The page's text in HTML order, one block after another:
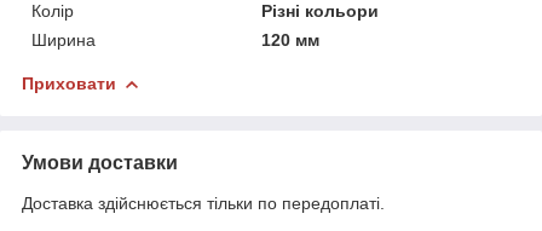
Колір
Різні кольори
Ширина
120 мм
Приховати
Умови доставки
Доставка здійснюється тільки по передоплаті.